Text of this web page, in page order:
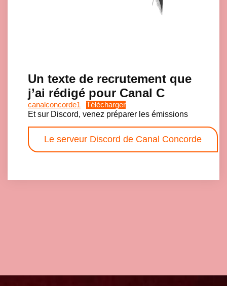
Click here to accept Marketing cookies and load this content
Un texte de recrutement que
j’ai rédigé pour Canal C
canalconcorde1 Télécharger
Et sur Discord, venez préparer les émissions
Le serveur Discord de Canal Concorde